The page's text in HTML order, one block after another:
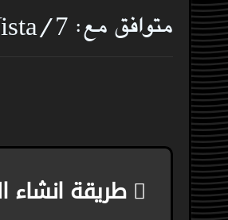
متوافق مع: Windows 9x/NT/2000/XP/Vista/7
تصفّح
المقالات
طريقة انشاء